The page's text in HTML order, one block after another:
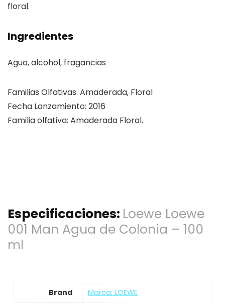
floral.
Ingredientes
Agua, alcohol, fragancias
Familias Olfativas: Amaderada, Floral
Fecha Lanzamiento: 2016
Familia olfativa: Amaderada Floral.
Especificaciones: Loewe Loewe
001 Man Agua de Colonia – 100
ml
Brand Marca: LOEWE